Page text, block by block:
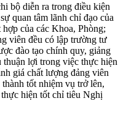
bộ diễn ra trong điều kiện
quan tâm lãnh chỉ đạo của
của các Khoa, Phòng;
viên đều có lập trường tư
đào tạo chính quy, giảng
thuận lợi trong việc thực hiện
giá chất lượng đảng viên
tốt nhiệm vụ trở lên,
hiện tốt chỉ tiêu Nghị